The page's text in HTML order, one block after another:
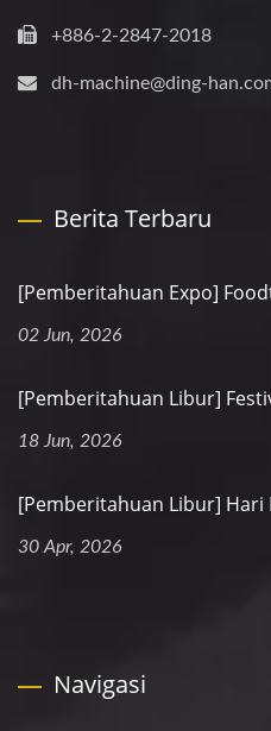
+886-2-2847-2018
dh-machine@ding-
Berita Terbaru
[Pemberitahuan Expo]
02 Jun, 2026
[Pemberitahuan Libur]
18 Jun, 2026
[Pemberitahuan Libur] Hari
30 Apr, 2026
Navigasi